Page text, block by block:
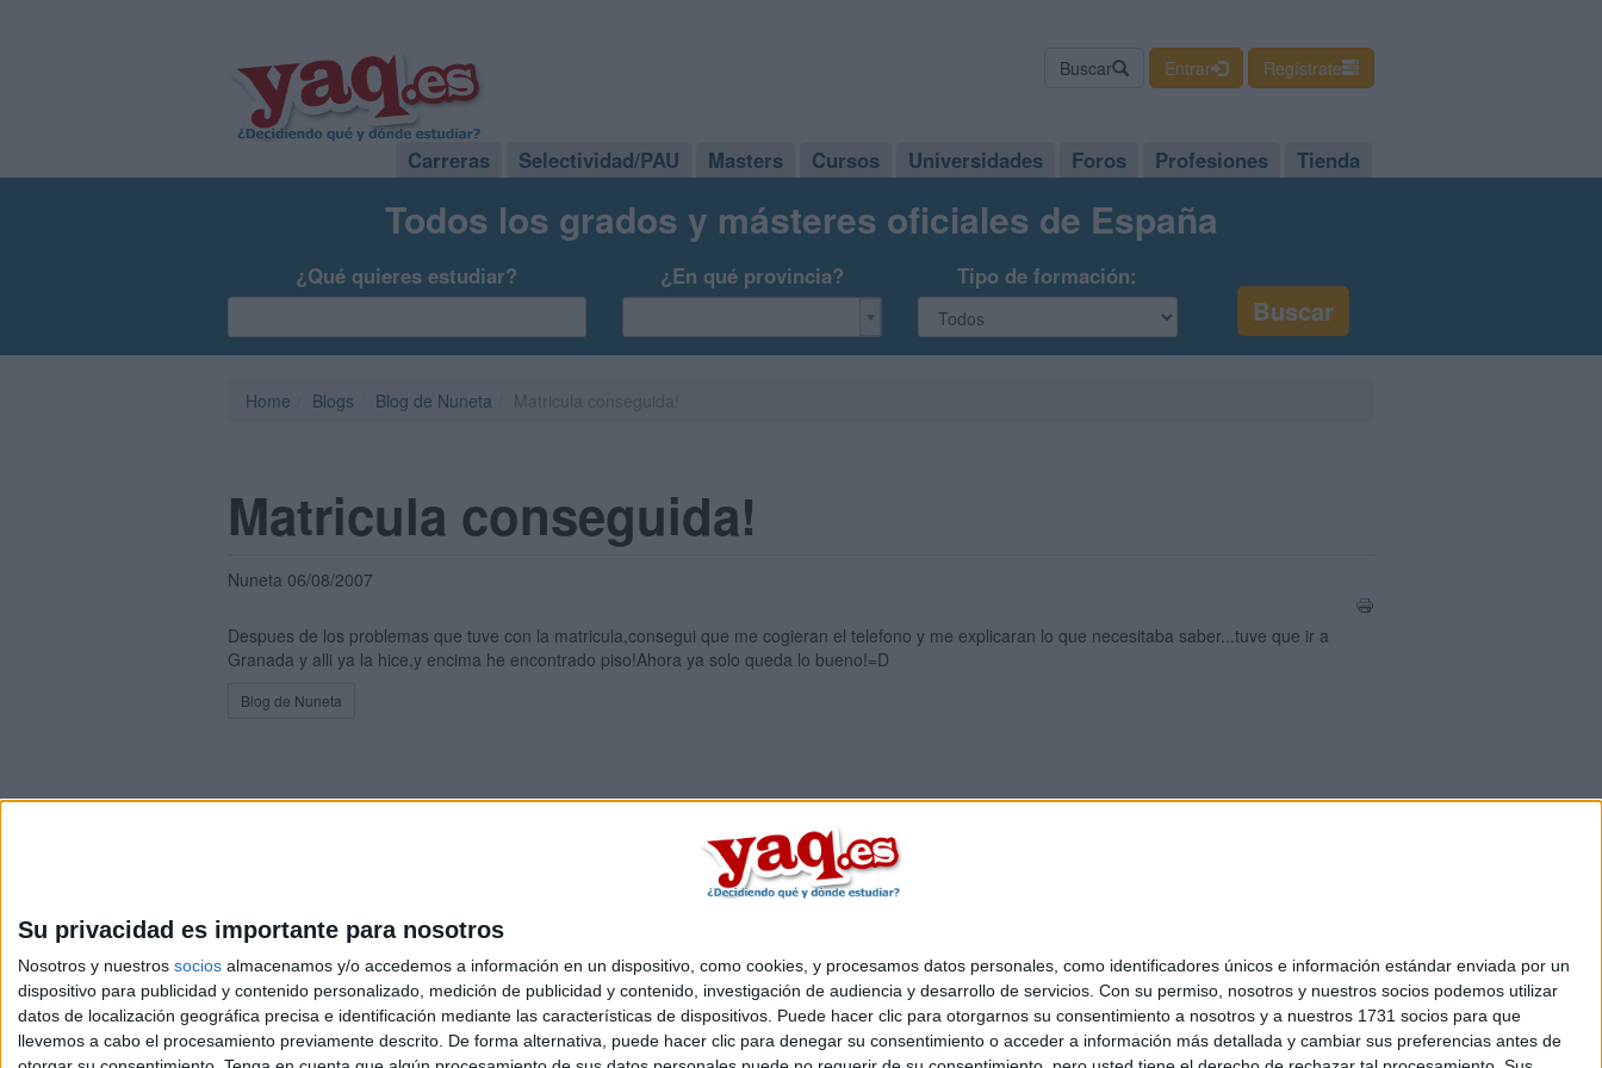
Su privacidad es importante para nosotros
Nosotros y nuestros socios almacenamos y/o accedemos a información en un dispositivo, como cookies, y procesamos datos personales, como identificadores únicos e información estándar enviada por un
dispositivo para publicidad y contenido personalizado, medición de publicidad y contenido, investigación de audiencia y desarrollo de servicios. Con su permiso, nosotros y nuestros socios podemos utilizar
datos de localización geográfica precisa e identificación mediante las características de dispositivos. Puede hacer clic para otorgarnos su consentimiento a nosotros y a nuestros 1731 socios para que
llevemos a cabo el procesamiento previamente descrito. De forma alternativa, puede hacer clic para denegar su consentimiento o acceder a información más detallada y cambiar sus preferencias antes de
Buscar Entrar Regístrate
Carreras Selectividad/PAU Masters Cursos Universidades Foros Profesiones Tienda
Todos los grados y másteres oficiales de España
¿Qué quieres estudiar? ¿En qué provincia? Tipo de formación:
Home Blogs Blog de Nuneta
Matricula conseguida!
Nuneta 06/08/2007
Despues de los problemas que tuve con la matricula,consegui que me cogieran el telefono y me explicaran lo que necesitaba saber...tuve que ir a
Granada y alli ya la hice,y encima he encontrado piso!Ahora ya solo queda lo bueno!=D
Blog de Nuneta
Quiénes somos|Contactar|Anúnciate
© 2003-2026Compás Mediterráneo S.L.